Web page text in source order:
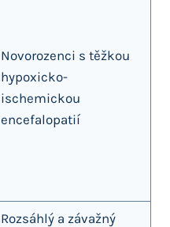
Novorozenci s těžkou
hypoxicko-
ischemickou
encefalopatií
Rozsáhlý a závažný